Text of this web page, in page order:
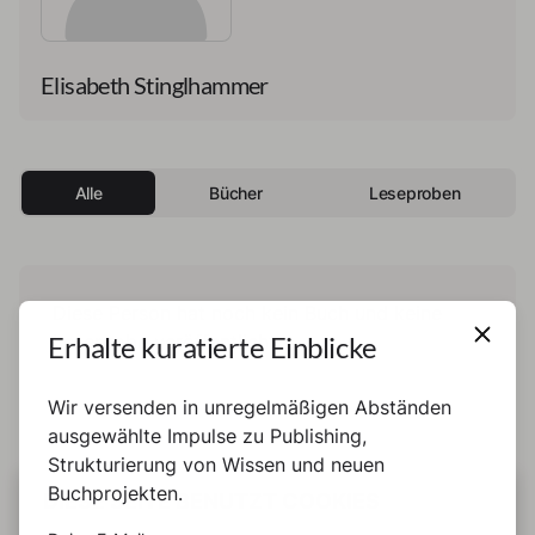
Elisabeth Stinglhammer
Alle Bücher Leseproben
Leseprobe veröffentlicht.
DIESE SEITE BENUTZT COOKIES
Erhalte kuratierte Einblicke
Wir versenden in unregelmäßigen Abständen
ausgewählte Impulse zu Publishing,
Strukturierung von Wissen und neuen
Buchprojekten.